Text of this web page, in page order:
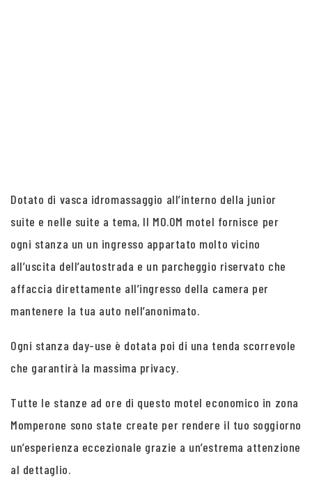
Dotato di vasca idromassaggio all’interno della junior
suite e nelle suite a tema, Il MO.OM motel fornisce per
ogni stanza un un ingresso appartato molto vicino
all’uscita dell’autostrada e un parcheggio riservato che
affaccia direttamente all’ingresso della camera per
mantenere la tua auto nell’anonimato.
Ogni stanza day-use è dotata poi di una tenda scorrevole
che garantirà la massima privacy.
Tutte le stanze ad ore di questo motel economico in zona
Momperone sono state create per rendere il tuo soggiorno
un’esperienza eccezionale grazie a un’estrema attenzione
al dettaglio.